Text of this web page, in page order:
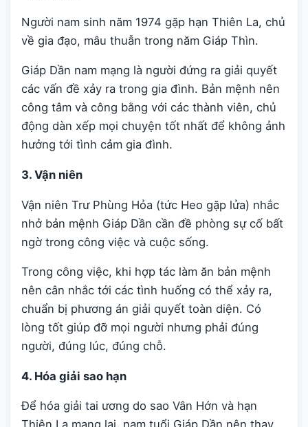
Người nam sinh năm 1974 gặp hạn Thiên La, chủ
về gia đạo, mâu thuẫn trong năm Giáp Thìn.
Giáp Dần nam mạng là người đứng ra giải quyết
các vấn đề xảy ra trong gia đình. Bản mệnh nên
công tâm và công bằng với các thành viên, chủ
động dàn xếp mọi chuyện tốt nhất để không ảnh
hưởng tới tình cảm gia đình.
3. Vận niên
Vận niên Trư Phùng Hỏa (tức Heo gặp lửa) nhắc
nhở bản mệnh Giáp Dần cần đề phòng sự cố bất
ngờ trong công việc và cuộc sống.
Trong công việc, khi hợp tác làm ăn bản mệnh
nên cân nhắc tới các tình huống có thể xảy ra,
chuẩn bị phương án giải quyết toàn diện. Có
lòng tốt giúp đỡ mọi người nhưng phải đúng
người, đúng lúc, đúng chỗ.
4. Hóa giải sao hạn
Để hóa giải tai ương do sao Vân Hớn và hạn